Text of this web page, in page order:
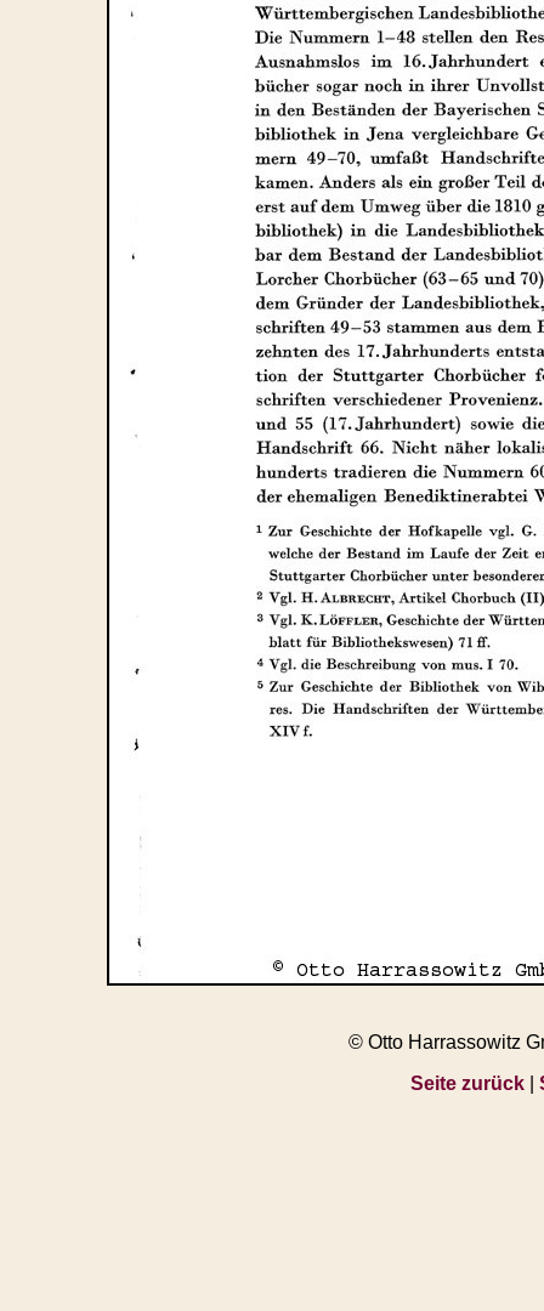
© Otto Harrassowitz
Seite zurück|